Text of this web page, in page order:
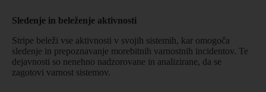
Sledenje in beleženje aktivnosti
Stripe beleži vse aktivnosti v svojih sistemih, kar omogoča
sledenje in prepoznavanje morebitnih varnostnih incidentov. Te
dejavnosti so nenehno nadzorovane in analizirane, da se
zagotovi varnost sistemov.